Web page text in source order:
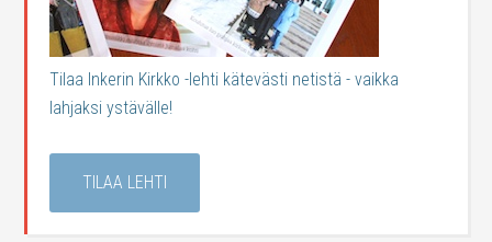
Tilaa Inkerin Kirkko -lehti kätevästi netistä - vaikka
lahjaksi ystävälle!
TILAA LEHTI